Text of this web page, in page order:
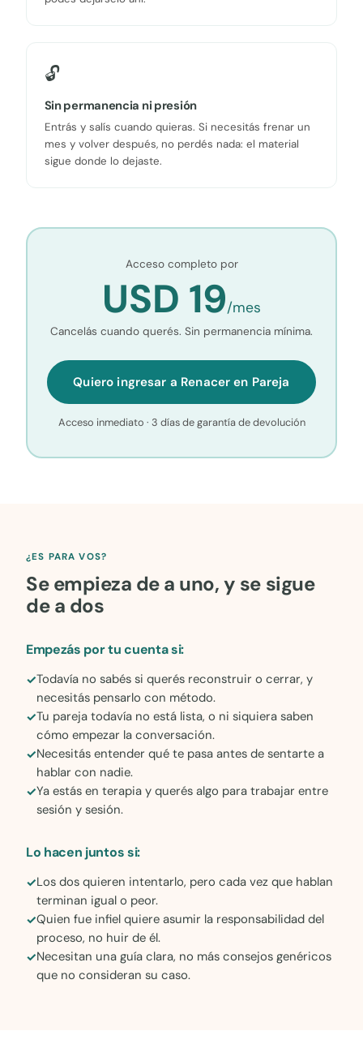
🔓
Sin permanencia ni presión
Entrás y salís cuando quieras. Si necesitás frenar un
mes y volver después, no perdés nada: el material
sigue donde lo dejaste.
Acceso completo por
USD 19/mes
Cancelás cuando querés. Sin permanencia mínima.
Quiero ingresar a Renacer en Pareja
Acceso inmediato · 3 días de garantía de devolución
¿ES PARA VOS?
Se empieza de a uno, y se sigue
de a dos
Empezás por tu cuenta si:
Todavía no sabés si querés reconstruir o cerrar, y
necesitás pensarlo con método.
Tu pareja todavía no está lista, o ni siquiera saben
cómo empezar la conversación.
Necesitás entender qué te pasa antes de sentarte a
hablar con nadie.
Ya estás en terapia y querés algo para trabajar entre
sesión y sesión.
Lo hacen juntos si:
Los dos quieren intentarlo, pero cada vez que hablan
terminan igual o peor.
Quien fue infiel quiere asumir la responsabilidad del
proceso, no huir de él.
Necesitan una guía clara, no más consejos genéricos
que no consideran su caso.